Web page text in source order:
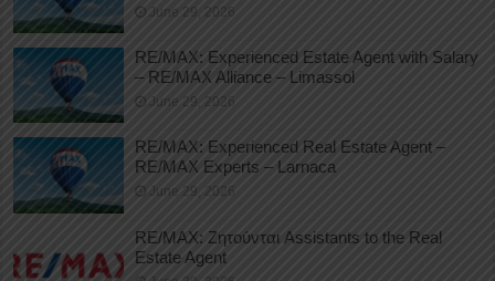
June 29, 2026
RE/MAX: Experienced Estate Agent with Salary
– RE/MAX Alliance – Limassol
June 29, 2026
RE/MAX: Experienced Real Estate Agent –
RE/MAX Experts – Larnaca
June 29, 2026
RE/MAX: Ζητούνται Assistants to the Real
Estate Agent